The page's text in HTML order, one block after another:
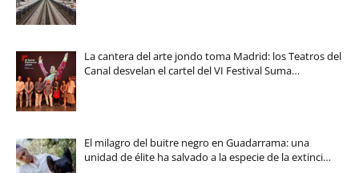
La cantera del arte jondo toma Madrid: los Teatros del
Canal desvelan el cartel del VI Festival Suma…
El milagro del buitre negro en Guadarrama: una
unidad de élite ha salvado a la especie de la extinci…